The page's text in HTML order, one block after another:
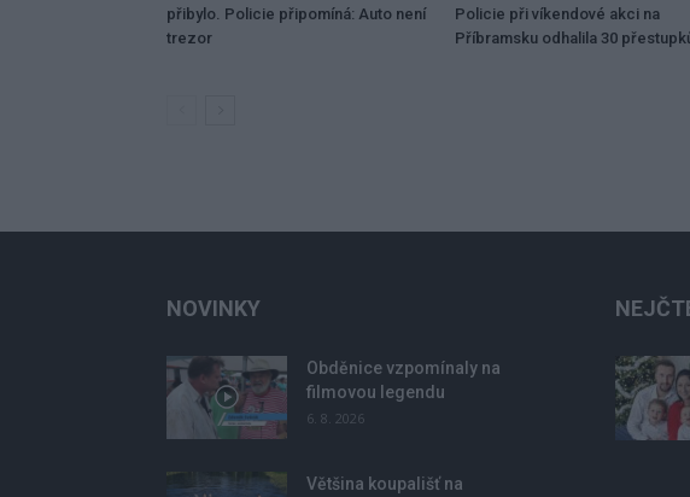
přibylo. Policie připomíná: Auto není
trezor
Policie při víkendové akci na
Příbramsku odhalila 30
NOVINKY
Obděnice vzpomínaly na
filmovou legendu
6. 8. 2026
Většina koupališť na